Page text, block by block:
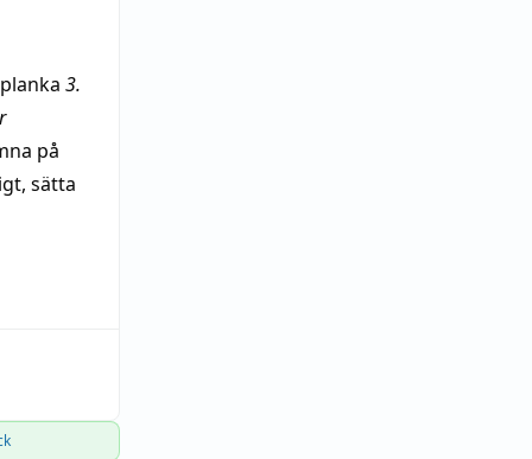
planka 3.
på
, sätta